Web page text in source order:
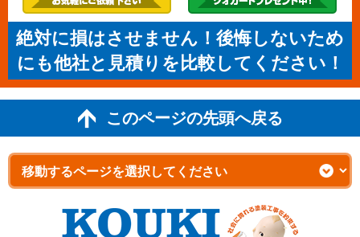
絶対に損はさせません！後悔しないため
にも他社と見積りを比較してください！
このページの先頭へ戻る